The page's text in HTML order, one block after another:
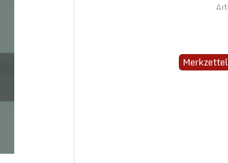
Merkzettel